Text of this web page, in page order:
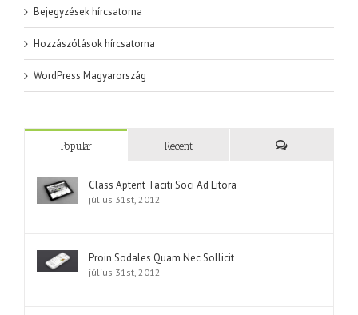
Bejegyzések hírcsatorna
Hozzászólások hírcsatorna
WordPress Magyarország
Popular Recent
Class Aptent Taciti Soci Ad Litora
július 31st, 2012
Proin Sodales Quam Nec Sollicit
július 31st, 2012